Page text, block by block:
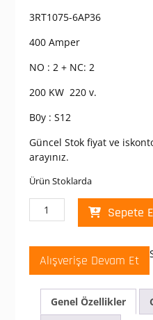
3RT1075-6AP36
400 Amper
NO : 2 + NC: 2
200 KW 220 v.
B0y : S12
Güncel Stok fiyat ve
arayınız.
Ürün Stoklarda
Siemens
Sirius
6AP36
Kontaktör
adet
Sepete
Alışverişe Devam Et
Genel Özellikler